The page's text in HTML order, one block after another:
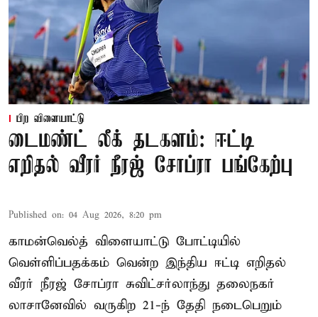
பிற விளையாட்டு
டைமண்ட் லீக் தடகளம்: ஈட்டி
எறிதல் வீரர் நீரஜ் சோப்ரா பங்கேற்பு
Published on: 04 Aug 2026, 8:20 pm
காமன்வெல்த் விளையாட்டு போட்டியில்
வெள்ளிப்பதக்கம் வென்ற இந்திய ஈட்டி எறிதல்
வீரர் நீரஜ் சோப்ரா சுவிட்சர்லாந்து தலைநகர்
லாசானேவில் வருகிற 21-ந் தேதி நடைபெறும்